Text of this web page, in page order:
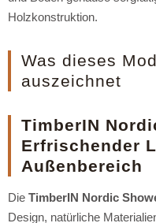
Holzkonstruktion.
Was dieses
auszeichnet
TimberIN
Erfrischender
Außenbereich
Die TimberIN Nordic
Design, natürliche